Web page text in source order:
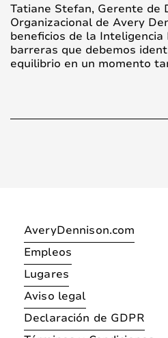
Tatiane Stefan, Gerente de
Organizacional de Avery
beneficios de la Inteligencia
barreras que debemos
equilibrio en un momento
AveryDennison.com
Empleos
Lugares
Aviso legal
Declaración de GDPR